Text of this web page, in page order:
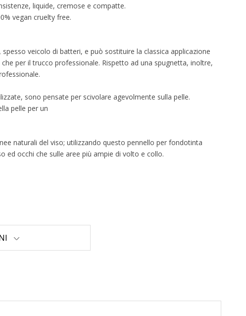
liquide, cremose e compatte.
vegan cruelty free.
veicolo di batteri, e può sostituire la classica applicazione
per il trucco professionale. Rispetto ad una spugnetta, inoltre,
sono pensate per scivolare agevolmente sulla pelle.
pelle per un
naturali del viso; utilizzando questo pennello per fondotinta
ed occhi che sulle aree più ampie di volto e collo.